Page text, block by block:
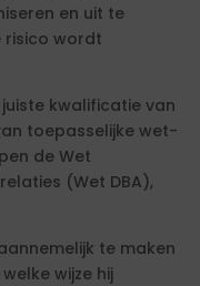
en uit te
risico wordt
kwalificatie van
toepasselijke wet-
de Wet
(Wet DBA),
te maken
wijze hij